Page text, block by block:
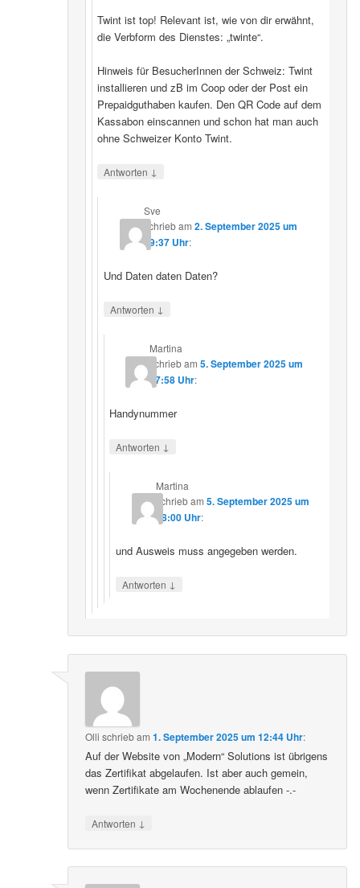
Twint ist top! Relevant ist, wie von dir erwähnt,
die Verbform des Dienstes: „twinte“.
Hinweis für BesucherInnen der Schweiz: Twint
installieren und zB im Coop oder der Post ein
Prepaidguthaben kaufen. Den QR Code auf dem
Kassabon einscannen und schon hat man auch
ohne Schweizer Konto Twint.
Antworten ↓
Sve
schriebam 2. September 2025 um
19:37 Uhr:
Und Daten daten Daten?
Antworten ↓
Martina
schriebam5. September 2025 um
17:58 Uhr:
Handynummer
Antworten ↓
Martina
schriebam 5. September 2025 um
18:00 Uhr:
und Ausweis muss angegeben werden.
Antworten ↓
Olli schriebam1. September 2025 um 12:44 Uhr:
Auf der Website von „Modern“ Solutions ist übrigens
das Zertifikat abgelaufen. Ist aber auch gemein,
wenn Zertifikate am Wochenende ablaufen -.-
Antworten ↓